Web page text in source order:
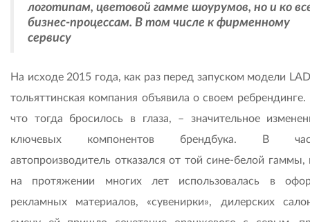
логотипам, цветовой гамме шоурумов, но и ко
бизнес-процессам. В том числе к фирменному
сервису
На исходе 2015 года, как раз перед запуском модели
тольяттинская компания объявила о своем ребрендинге.
что тогда бросилось в глаза, – значительное
ключевых компонентов брендбука. В
автопроизводитель отказался от той сине-белой гаммы,
на протяжении многих лет использовалась в
рекламных материалов, «сувенирки», дилерских